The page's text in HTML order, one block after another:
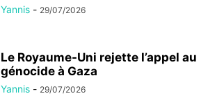
Yannis - 29/07/2026
Le Royaume-Uni rejette l’appel au
génocide à Gaza
Yannis - 29/07/2026